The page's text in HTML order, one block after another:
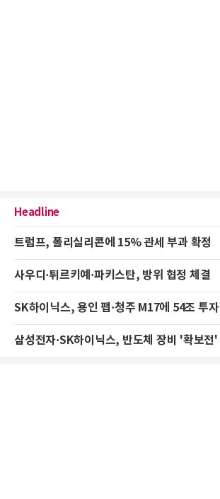
Headline
트럼프, 폴리실리콘에 15% 관세 부과 확정
사우디·튀르키예·파키스탄, 방위 협정 체결
SK하이닉스, 용인 팹·청주 M17에 54조 투자
삼성전자·SK하이닉스, 반도체 장비 '확보전'